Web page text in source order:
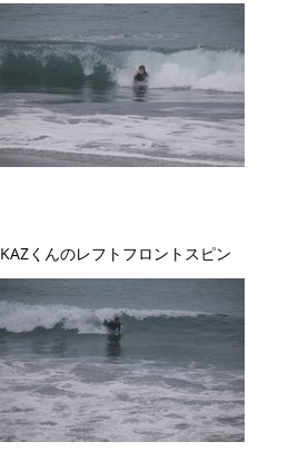
KAZくんのレフトフロントスピン